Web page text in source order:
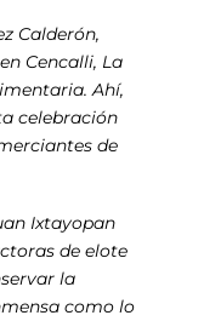
Calderón,
Cencalli, La
Ahí,
celebración
de
Ixtayopan
de elote
la
como lo